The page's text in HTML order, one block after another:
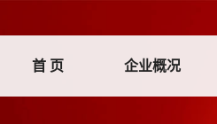
首 页 企业概况